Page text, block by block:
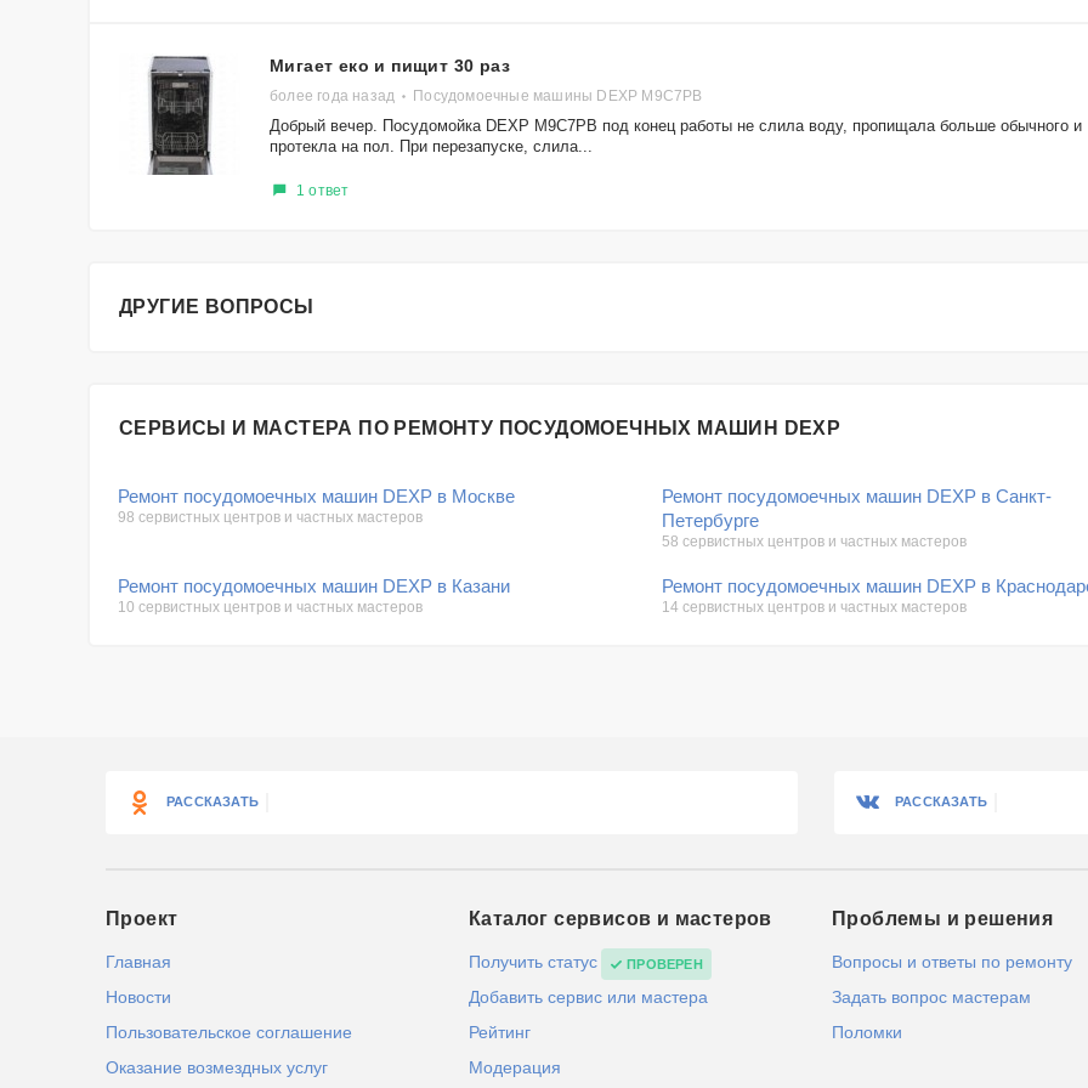
Мигает еко и пищит 30 раз
более года назад Посудомоечные машины DEXP M9C7PB
Добрый вечер. Посудомойка DEXP M9C7PB под конец работы не слила воду, пропищала больше обычного и
протекла на пол. При перезапуске, слила...
1 ответ
ДРУГИЕ ВОПРОСЫ
СЕРВИСЫ И МАСТЕРА ПО РЕМОНТУ ПОСУДОМОЕЧНЫХ МАШИН DEXP
Ремонт посудомоечных машин DEXP в Москве
98 сервистных центров и частных мастеров
Ремонт посудомоечных машин DEXP в Санкт-
Петербурге
58 сервистных центров и частных мастеров
Ремонт посудомоечных машин DEXP в Казани
10 сервистных центров и частных мастеров
Ремонт посудомоечных машин DEXP в
14 сервистных центров и частных мастеров
РАССКАЗАТЬ РАССКАЗАТЬ
Проект
Главная
Новости
Пользовательское соглашение
Оказание возмездных услуг
Каталог сервисов и мастеров
Получить статус ПРОВЕРЕН
Добавить сервис или мастера
Рейтинг
Модерация
Проблемы и решения
Вопросы и ответы по ремонту
Задать вопрос мастерам
Поломки